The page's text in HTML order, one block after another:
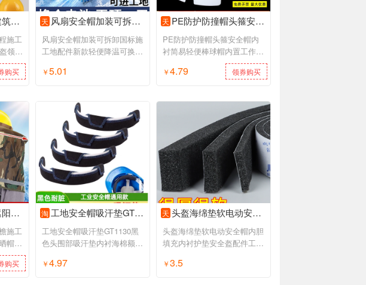
工定制
施工
领导
购买
天 风扇安全帽加装可拆卸国标施工地配件新款轻便降温可换锂电池
风扇安全帽加装可拆卸国标施
工地配件新款轻便降温可换锂
￥5.01
天 PE防护防撞帽头箍安全帽内衬简易轻便棒球帽内置工作帽壳印字
PE防护防撞帽头箍安全帽内
衬简易轻便棒球帽内置工作帽
￥4.79 领券购买
夏季
施工
帽子
购买
淘 工地安全帽吸汗垫GT1130黑色头围部吸汗垫内衬海棉额头垫配件莞特
工地安全帽吸汗垫GT1130黑
色头围部吸汗垫内衬海棉额头
￥4.97
天 头盔海绵垫软电动安全帽内胆填充内衬护垫安全盔配件工地遮阳神器
头盔海绵垫软电动安全帽内胆
填充内衬护垫安全盔配件工地
￥3.5